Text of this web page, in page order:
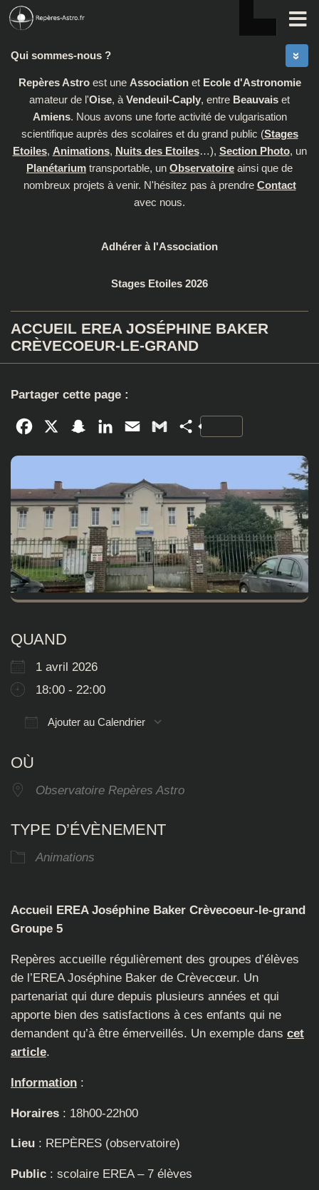
Skip to content
Qui sommes-nous ?
Repères Astroest une Associationet Ecole d'Astronomie
amateur de l'Oise, à Vendeuil-Caply, entre Beauvais et
Amiens. Nous avons une forte activité de vulgarisation
scientifique auprès des scolaires et du grand public (Stages
Etoiles, Animations, Nuits des Etoiles…), Section Photo, un
Planétarium transportable, un Observatoire ainsi que de
nombreux projets à venir. N'hésitez pas à prendre Contact
avec nous.
Adhérer à l'Association
Stages Etoiles 2026
ACCUEIL EREA JOSÉPHINE BAKER
CRÈVECOEUR-LE-GRAND
Partager cette page :
Facebook SnapchatLinkedInEmail GmailPartager
QUAND
1 avril 2026
18:00 - 22:00
Ajouter au Calendrier
OÙ
Observatoire Repères Astro
TYPE D’ÉVÈNEMENT
Animations
Accueil EREA Joséphine Baker Crèvecoeur-le-grand
Groupe 5
Repères accueille régulièrement des groupes d’élèves
de l’EREA Joséphine Baker de Crèvecœur. Un
partenariat qui dure depuis plusieurs années et qui
apporte bien des satisfactions à ces enfants qui ne
demandent qu’à être émerveillés. Un exemple dans cet
article.
Information :
Horaires : 18h00-22h00
Lieu : REPÈRES (observatoire)
Public : scolaire EREA – 7 élèves